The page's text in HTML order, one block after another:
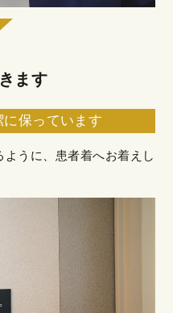
ます
保っています
うに、患者着へお着えし